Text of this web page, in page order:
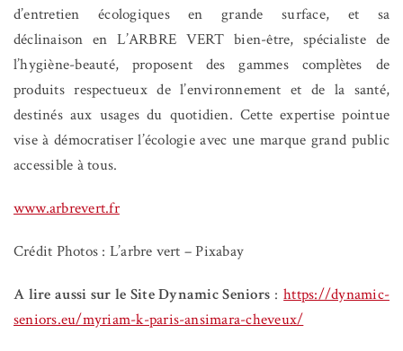
d’entretien écologiques en grande surface, et sa
déclinaison en L’ARBRE VERT bien-être, spécialiste de
l’hygiène-beauté, proposent des gammes complètes de
produits respectueux de l’environnement et de la santé,
destinés aux usages du quotidien. Cette expertise pointue
vise à démocratiser l’écologie avec une marque grand public
accessible à tous.
www.arbrevert.fr
Crédit Photos : L’arbre vert – Pixabay
A lire aussi sur le Site Dynamic Seniors :https://dynamic-
seniors.eu/myriam-k-paris-ansimara-cheveux/